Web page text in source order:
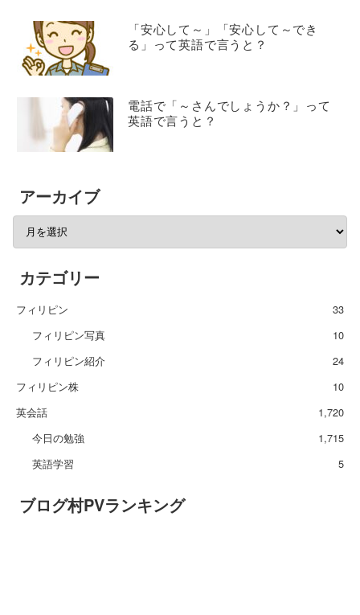
「安心して～」「安心して～でき
る」って英語で言うと？
電話で「～さんでしょうか？」って
英語で言うと？
アーカイブ
カテゴリー
フィリピン
33
フィリピン写真
10
フィリピン紹介
24
フィリピン株
10
英会話
1,720
今日の勉強
1,715
英語学習
5
ブログ村PVランキング